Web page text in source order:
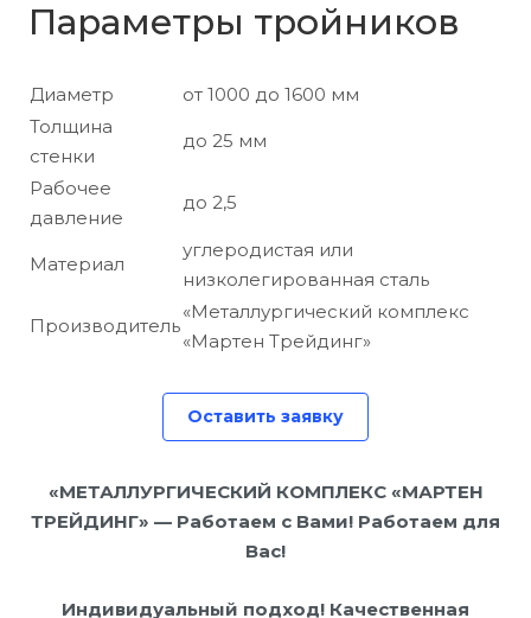
Параметры тройников
Диаметр
от 1000 до 1600 мм
Толщина
стенки
до 25 мм
Рабочее
давление
до 2,5
Материал
углеродистая или
низколегированная сталь
Производитель
«Металлургический комплекс
«Мартен Трейдинг»
Оставить заявку
«МЕТАЛЛУРГИЧЕСКИЙ КОМПЛЕКС «МАРТЕН
ТРЕЙДИНГ» — Работаем с Вами! Работаем для
Вас!
Индивидуальный подход! Качественная